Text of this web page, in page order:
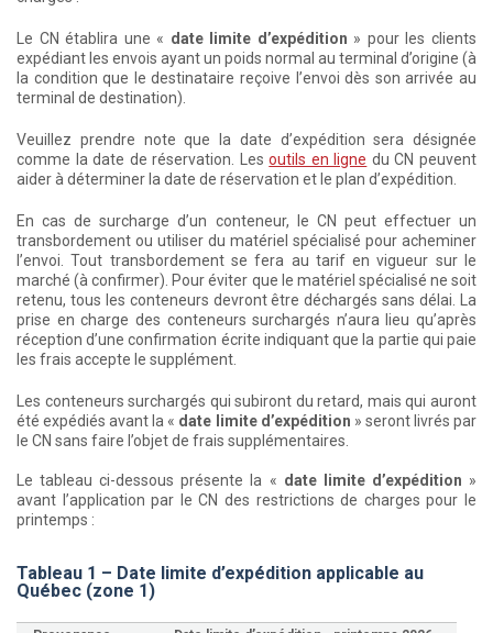
Le CN établira une « date limite d’expédition » pour les clients
expédiant les envois ayant un poids normal au terminal d’origine (à
la condition que le destinataire reçoive l’envoi dès son arrivée au
terminal de destination).
Veuillez prendre note que la date d’expédition sera désignée
comme la date de réservation. Lesoutils en ligne du CN peuvent
aider à déterminer la date de réservation et le plan d’expédition.
En cas de surcharge d’un conteneur, le CN peut effectuer un
transbordement ou utiliser du matériel spécialisé pour acheminer
l’envoi. Tout transbordement se fera au tarif en vigueur sur le
marché (à confirmer). Pour éviter que le matériel spécialisé ne soit
retenu, tous les conteneurs devront être déchargés sans délai. La
prise en charge des conteneurs surchargés n’aura lieu qu’après
réception d’une confirmation écrite indiquant que la partie qui paie
les frais accepte le supplément.
Les conteneurs surchargés qui subiront du retard, mais qui auront
été expédiés avant la « date limite d’expédition » seront livrés par
le CN sans faire l’objet de frais supplémentaires.
Le tableau ci-dessous présente la « date limite d’expédition »
avant l’application par le CN des restrictions de charges pour le
printemps :
Tableau 1 – Date limite d’expédition applicable au
Québec (zone 1)